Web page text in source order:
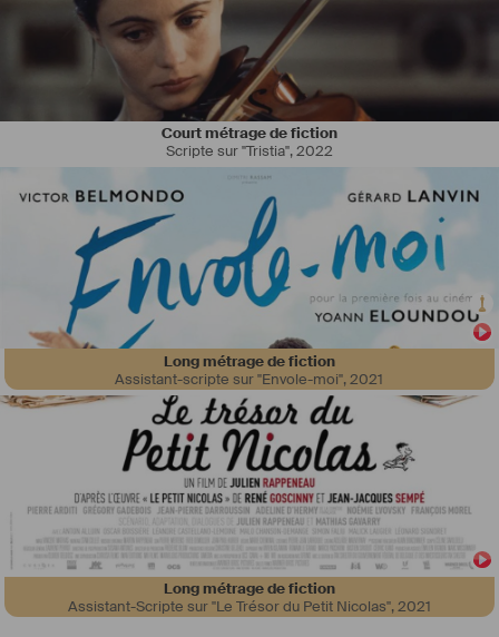
Court métrage de fiction
Scripte sur "Tristia",2022
Long métrage de fiction
Assistant-scripte sur "Envole-moi",2021
Long métrage de fiction
Assistant-Scripte sur "Le Trésor du Petit Nicolas",2021
#trilingue
Mobile en France et à l'étranger
véhiculée
ipad